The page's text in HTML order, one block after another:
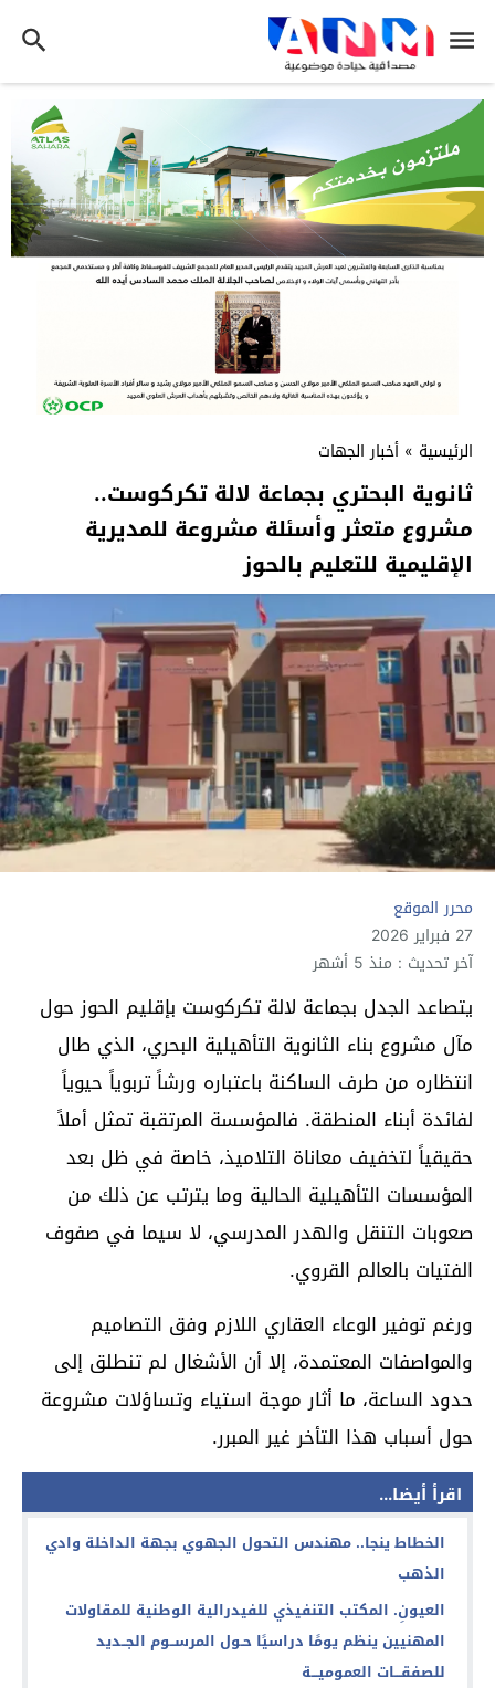
الرئيسية » أخبار الجهات
ثانوية البحتري بجماعة لالة تكركوست..
مشروع متعثر وأسئلة مشروعة للمديرية
الإقليمية للتعليم بالحوز
محرر الموقع
27 فبراير 2026
آخر تحديث : منذ 5 أشهر
يتصاعد الجدل بجماعة لالة تكركوست بإقليم الحوز حول
مآل مشروع بناء الثانوية التأهيلية البحري، الذي طال
انتظاره من طرف الساكنة باعتباره ورشاً تربوياً حيوياً
لفائدة أبناء المنطقة. فالمؤسسة المرتقبة تمثل أملاً
حقيقياً لتخفيف معاناة التلاميذ، خاصة في ظل بعد
المؤسسات التأهيلية الحالية وما يترتب عن ذلك من
صعوبات التنقل والهدر المدرسي، لا سيما في صفوف
الفتيات بالعالم القروي.
ورغم توفير الوعاء العقاري اللازم وفق التصاميم
والمواصفات المعتمدة، إلا أن الأشغال لم تنطلق إلى
حدود الساعة، ما أثار موجة استياء وتساؤلات مشروعة
حول أسباب هذا التأخر غير المبرر.
اقرأ أيضا...
الخطاط ينجا.. مهندس التحول الجهوي بجهة الداخلة وادي
الذهب
العيونِ. المكتب التنفيذي للفيدرالية الوطنية للمقاولات
المهنيين ينظم يومًا دراسيًا حـول المرســوم الجــديد
للصفقـــات العموميـــة